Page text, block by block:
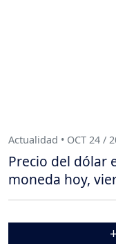
Actualidad • OCT 24 /
Precio del dólar
moneda hoy,